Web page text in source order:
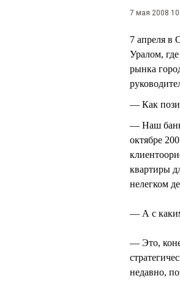
7 мая 2008
7 апреля в
Уралом,
рынка
— Как
— Наш банк
октябре
квартиры
нелегком
— А с
— Это,
недавно,